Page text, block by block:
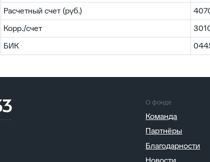
Расчетный счет (руб.)
Корр./счет
БИК
Пользовательское соглашение
Контакты